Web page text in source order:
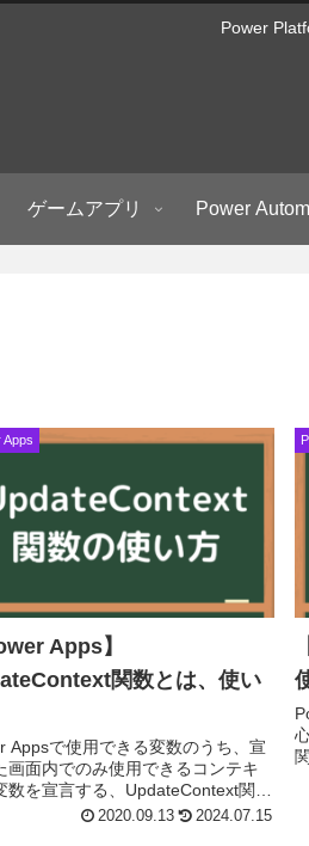
Power
ゲームアプリ Power
Apps
Apps】
関数とは、使い
Appsで使用できる変数のうち、宣
画面内でのみ使用できるコンテキ
数を宣言する、UpdateContext関数
て解説します。UpdateContext関数
2020.09.13 2024.07.15